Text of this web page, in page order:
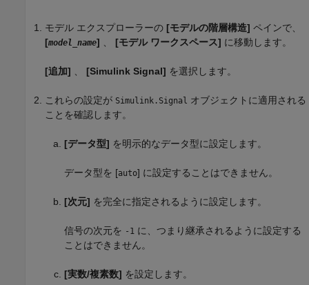
モデル エクスプローラーの [モデルの階層構造] ペインで、
[model_name] [モデル ワークスペース] に移動します。
[追加] [Simulink Signal] を選択します。
これらの設定が Simulink.Signal オブジェクトに適用される
ことを確認します。
[データ型] を明示的なデータ型に設定します。
データ型を [auto] に設定することはできません。
[次元] を完全に指定されるように設定します。
信号の次元を -1 に、つまり継承されるように設定する
ことはできません。
[実数/複素数] を設定します。